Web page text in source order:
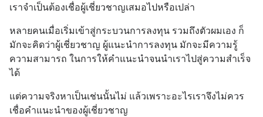
เราจำเป็นต้องเชื่อผู้เชี่ยวชาญเสมอไปหรือเปล่า
หลายคนเมื่อเริ่มเข้าสู่กระบวนการลงทุน รวมถึงตัวผมเอง ก็
มักจะคิดว่าผู้เชี่ยวชาญ ผู้แนะนำการลงทุน มักจะมีความรู้
ความสามารถ ในการให้คำแนะนำจนนำเราไปสู่ความสำเร็จ
ได้
แต่ความจริงหาเป็นเช่นนั้นไม่ แล้วเพราะอะไรเราจึงไม่ควร
เชื่อคำแนะนำของผู้เชี่ยวชาญ